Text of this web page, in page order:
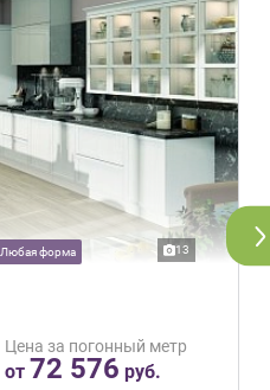
Любая форма 13
Цена за погонный метр
от 72 576 руб.